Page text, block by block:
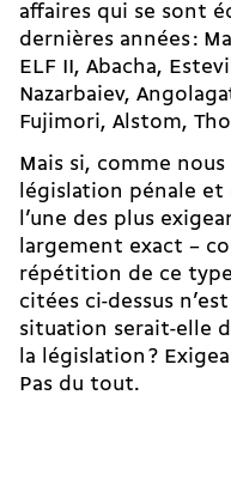
affaires qui se sont
dernières années :
ELF II, Abacha,
Nazarbaiev,
Fujimori, Alstom,
Mais si, comme
législation pénale
l’une des plus
largement exact –
répétition de ce
citées ci-dessus
situation serait-elle
la législation ?
Pas du tout.